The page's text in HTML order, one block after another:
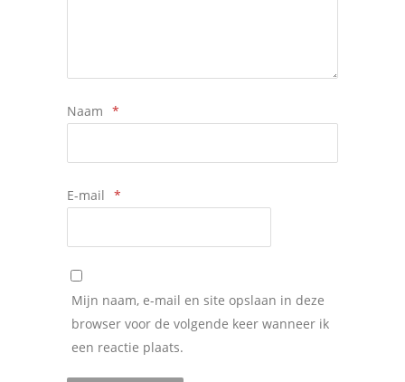
Naam *
E-mail *
Mijn naam, e-mail en site opslaan in deze
browser voor de volgende keer wanneer ik
een reactie plaats.